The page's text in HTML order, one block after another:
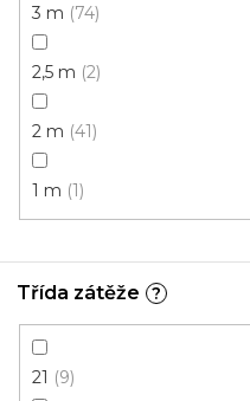
3 m 74
2,5 m 2
2 m 41
1 m 1
Třída zátěže ?
21 9
od
410 Kč
3,5 m